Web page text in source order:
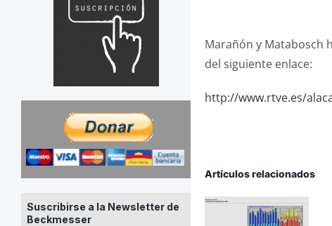
Suscribirse a la Newsletter de
Beckmesser
Marañón y Matabosch
del siguiente enlace:
http://www.rtve.es/
Artículos relacionados